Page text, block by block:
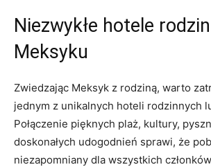
Niezwykłe hotele
Meksyku
Zwiedzając Meksyk z rodziną, warto
jednym z unikalnych hoteli rodzinnych
Połączenie pięknych plaż, kultury,
doskonałych udogodnień sprawi, że
niezapomniany dla wszystkich